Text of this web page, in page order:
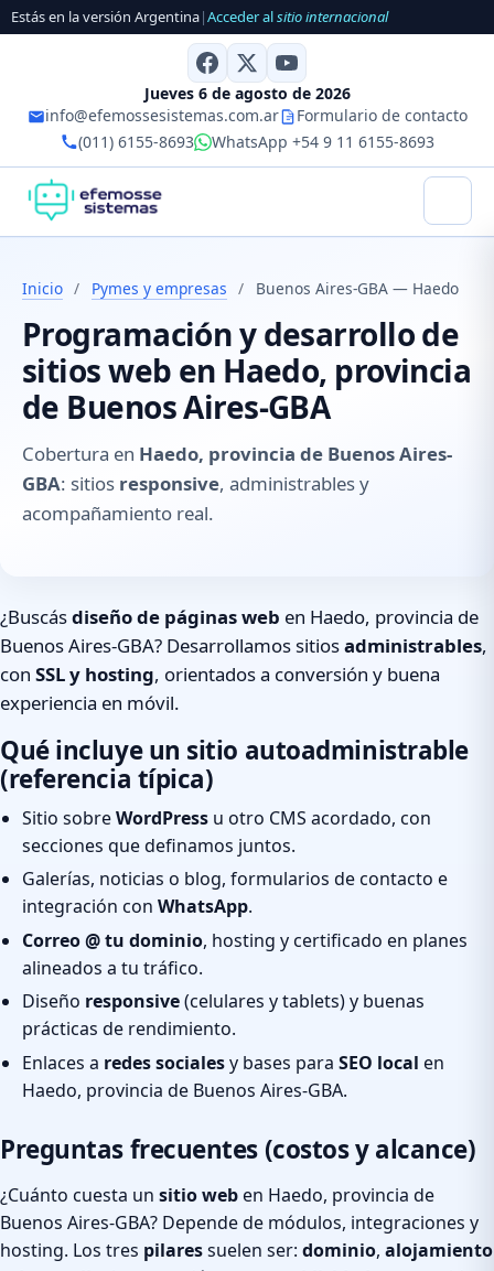
Estás en la versión Argentina|Acceder alsitio internacional
Jueves 6 de agosto de 2026
info@efemossesistemas.com.ar
Formulario de contacto
(011) 6155-8693
WhatsApp +54 9 11 6155-8693
Inicio / Pymes y empresas / Buenos Aires-GBA — Haedo
Programación y desarrollo de
sitios web en Haedo, provincia
de Buenos Aires-GBA
Cobertura en Haedo, provincia de Buenos Aires-
GBA: sitios responsive, administrables y
acompañamiento real.
¿Buscásdiseño de páginas web en Haedo, provincia de
Buenos Aires-GBA? Desarrollamos sitiosadministrables,
con SSL y hosting, orientados a conversión y buena
experiencia en móvil.
Qué incluye un sitio autoadministrable
(referencia típica)
Sitio sobreWordPress u otro CMS acordado, con
secciones que definamos juntos.
Galerías, noticias o blog, formularios de contacto e
integración con WhatsApp.
Correo @ tu dominio, hosting y certificado en planes
alineados a tu tráfico.
Diseño responsive(celulares y tablets) y buenas
prácticas de rendimiento.
Enlaces a redes socialesy bases para SEO local en
Haedo, provincia de Buenos Aires-GBA.
Preguntas frecuentes (costos y alcance)
¿Cuánto cuesta un sitio weben Haedo, provincia de
Buenos Aires-GBA? Depende de módulos, integraciones y
hosting. Los tres pilaressuelen ser: dominio, alojamiento